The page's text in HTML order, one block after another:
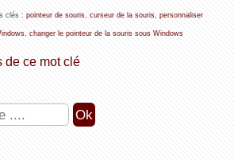
clés : pointeur de souris, curseur de la souris, personnaliser
, changer le pointeur de la souris sous Windows
de ce mot clé